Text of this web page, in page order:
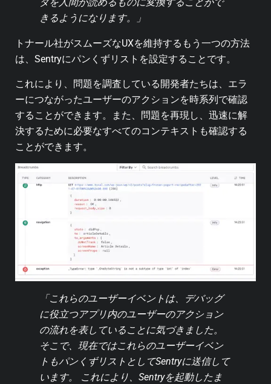
タを人間が読めるものに変換することがで
きるようになります。」
トナール社がスムーズなUXを維持するもう一つの方法
は、Sentryにパンくずリストを設定することです。
これにより、問題を調査している開発者たちは、エラ
ーにつながったユーザーのアクションを時系列で確認
することができます。また、問題を再現し、迅速に解
決するために必要なすべてのコンテキストも確認する
ことができます。
「これらのユーザーイベントは、デバッグ
に役立つアプリ内のユーザーのアクション
の流れを表していることに気づきました。
そこで、現在ではこれらのユーザーイベン
トもパンくずリストとしてSentryに送信して
います。 これにより、Sentryを起動したま